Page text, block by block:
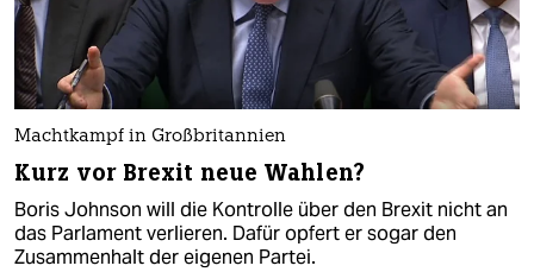
Machtkampf in Großbritannien
Kurz vor Brexit neue Wahlen?
Boris Johnson will die Kontrolle über den Brexit nicht an
das Parlament verlieren. Dafür opfert er sogar den
Zusammenhalt der eigenen Partei.